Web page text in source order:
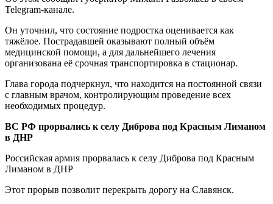
Telegram-канале.
Он уточнил, что состояние подростка оценивается как
тяжёлое. Пострадавшей оказывают полный объём
медицинской помощи, а для дальнейшего лечения
организована её срочная транспортировка в стационар.
Глава города подчеркнул, что находится на постоянной связи
с главным врачом, контролирующим проведение всех
необходимых процедур.
ВС РФ прорвались к селу Диброва под Красным Лиманом
в ДНР
Российская армия прорвалась к селу Диброва под Красным
Лиманом в ДНР
Этот прорыв позволит перекрыть дорогу на Славянск.